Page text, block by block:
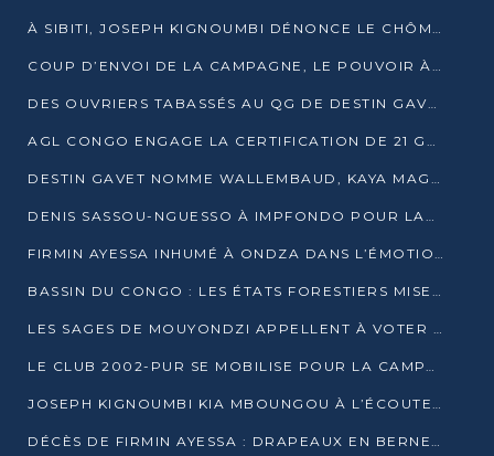
À SIBITI, JOSEPH KIGNOUMBI DÉNONCE LE CHÔMAGE ET LES DÉFAILLANCES DE L’ÉTAT
COUP D’ENVOI DE LA CAMPAGNE, LE POUVOIR À POINTE-NOIRE, L’OPPOSITION À OUESSO ET SIBITI
DES OUVRIERS TABASSÉS AU QG DE DESTIN GAVET À 24 HEURES DE L’OUVERTURE DE LA CAMPAGNE
AGL CONGO ENGAGE LA CERTIFICATION DE 21 GRUTIERS AUX NORMES INTERNATIONALES
DESTIN GAVET NOMME WALLEMBAUD, KAYA MAGANE, BOUDZIKA ET MBOUSSA-ELLAH AUX COMMANDES DE SA CAMPAGNE
DENIS SASSOU-NGUESSO À IMPFONDO POUR LANCER LE CORRIDOR 13
FIRMIN AYESSA INHUMÉ À ONDZA DANS L’ÉMOTION ET LE RECUEILLEMENT
BASSIN DU CONGO : LES ÉTATS FORESTIERS MISENT SUR LES MARCHÉS CARBONE
LES SAGES DE MOUYONDZI APPELLENT À VOTER DENIS SASSOU-NGUESSO
LE CLUB 2002-PUR SE MOBILISE POUR LA CAMPAGNE
JOSEPH KIGNOUMBI KIA MBOUNGOU À L’ÉCOUTE DE TALANGAÏ
DÉCÈS DE FIRMIN AYESSA : DRAPEAUX EN BERNE LUNDI